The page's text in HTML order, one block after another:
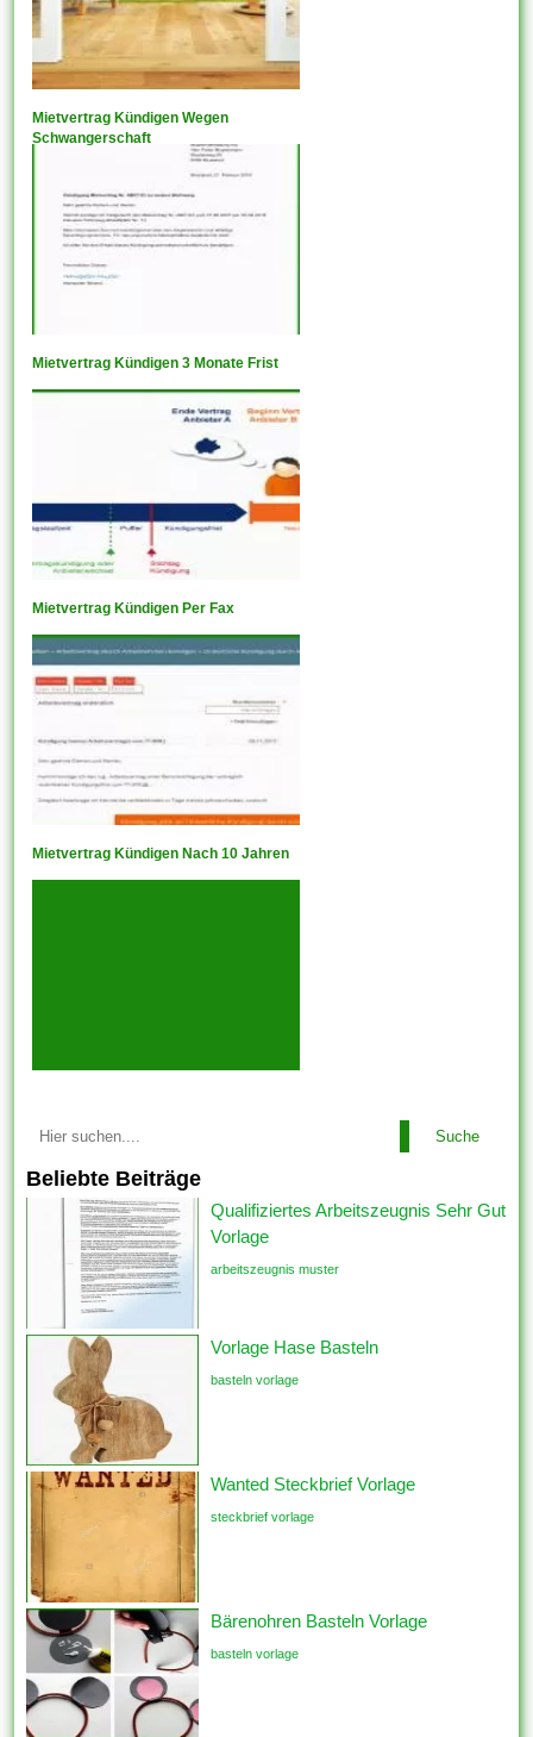
Mietvertrag Kündigen Wegen
Schwangerschaft
Mietvertrag Kündigen 3 Monate Frist
Mietvertrag Kündigen Per Fax
Mietvertrag Kündigen Nach 10 Jahren
Suche
Beliebte Beiträge
Qualifiziertes Arbeitszeugnis Sehr Gut
Vorlage
arbeitszeugnis muster
Vorlage Hase Basteln
basteln vorlage
Wanted Steckbrief Vorlage
steckbrief vorlage
Bärenohren Basteln Vorlage
basteln vorlage